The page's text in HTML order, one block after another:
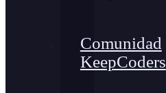
Comunidad
KeepCoders